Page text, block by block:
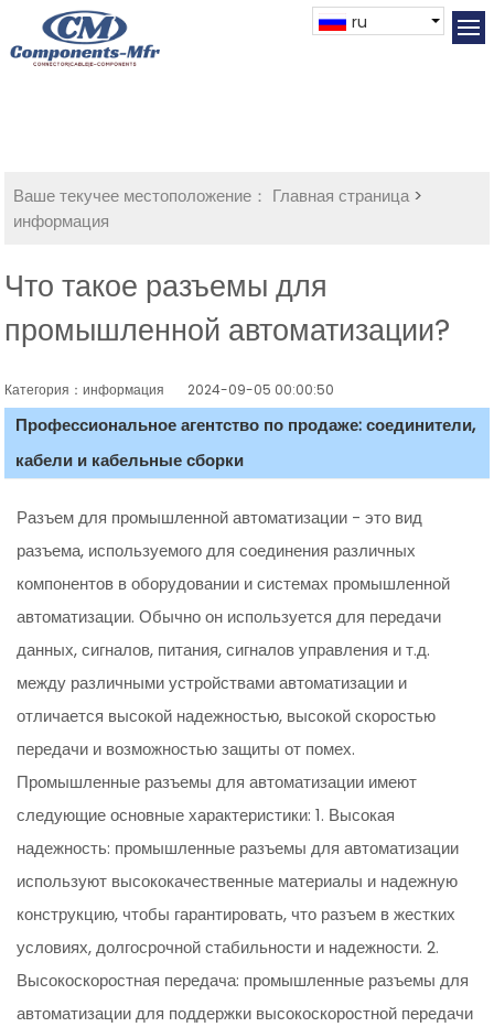
ru
Ваше текучее местоположение： Главная страница>
информация
Что такое разъемы для
промышленной автоматизации?
Категория：информация 2024-09-05 00:00:50
Профессиональное агентство по продаже: соединители,
кабели и кабельные сборки
Разъем для промышленной автоматизации - это вид
разъема, используемого для соединения различных
компонентов в оборудовании и системах промышленной
автоматизации. Обычно он используется для передачи
данных, сигналов, питания, сигналов управления и т.д.
между различными устройствами автоматизации и
отличается высокой надежностью, высокой скоростью
передачи и возможностью защиты от помех.
Промышленные разъемы для автоматизации имеют
следующие основные характеристики: 1. Высокая
надежность: промышленные разъемы для автоматизации
используют высококачественные материалы и надежную
конструкцию, чтобы гарантировать, что разъем в жестких
условиях, долгосрочной стабильности и надежности. 2.
Высокоскоростная передача: промышленные разъемы для
автоматизации для поддержки высокоскоростной передачи